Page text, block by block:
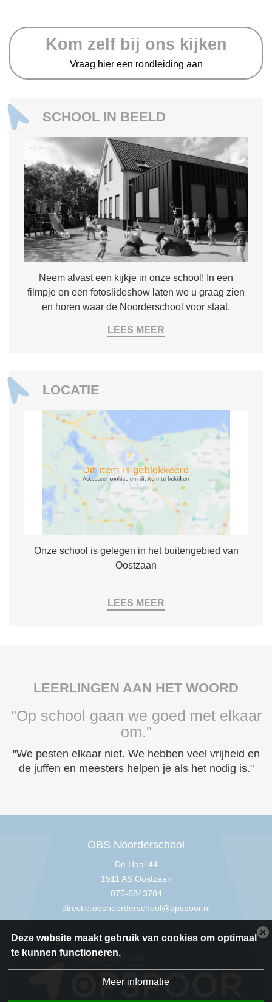
Kom zelf bij ons kijken
Vraag hier een rondleiding aan
SCHOOL IN BEELD
Neem alvast een kijkje in onze school! In een
filmpje en een fotoslideshow laten we u graag zien
en horen waar de Noorderschool voor staat.
LEES MEER
LOCATIE
Onze school is gelegen in het buitengebied van
Oostzaan
LEES MEER
LEERLINGEN AAN HET WOORD
"Op school gaan we goed met elkaar
om."
"We pesten elkaar niet. We hebben veel vrijheid en
de juffen en meesters helpen je als het nodig is."
OBS Noorderschool
De Haal 44
1511 AS Oostzaan
075-6843784
directie.obsnoorderschool@opspoor.nl
Deze website maakt gebruik van cookies om optimaal
te kunnen functioneren.
Meer informatie